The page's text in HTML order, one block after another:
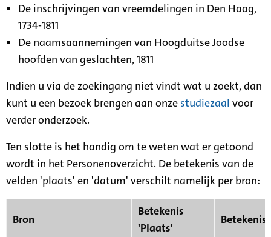
De inschrijvingen van vreemdelingen in Den Haag,
1734-1811
De naamsaannemingen van Hoogduitse Joodse
hoofden van geslachten, 1811
Indien u via de zoekingang niet vindt wat u zoekt, dan
kunt u een bezoek brengen aan onze studiezaal voor
verder onderzoek.
Ten slotte is het handig om te weten wat er getoond
wordt in het Personenoverzicht. De betekenis van de
velden 'plaats' en 'datum' verschilt namelijk per bron:
Bron
Betekenis
'Plaats'